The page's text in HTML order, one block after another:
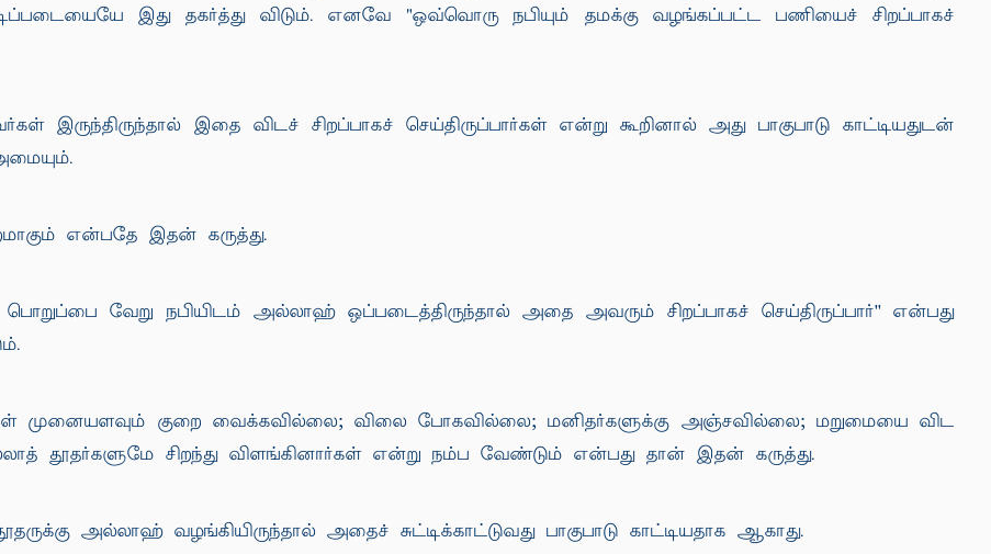
இது தகர்த்து விடும். எனவே "ஒவ்வொரு நபியும் தமக்கு வழங்கப்பட்ட பணியைச் சிறப்பாகச்
இதை விடச் சிறப்பாகச் செய்திருப்பார்கள் என்று கூறினால் அது பாகுபாடு காட்டியதுடன்
என்பதே இதன் கருத்து.
வேறு நபியிடம் அல்லாஹ் ஒப்படைத்திருந்தால் அதை அவரும் சிறப்பாகச் செய்திருப்பார்'' என்பது
முனையளவும் குறை வைக்கவில்லை; விலை போகவில்லை; மனிதர்களுக்கு அஞ்சவில்லை; மறுமையை விட
தூதர்களுமே சிறந்து விளங்கினார்கள் என்று நம்ப வேண்டும் என்பது தான் இதன் கருத்து.
அல்லாஹ் வழங்கியிருந்தால் அதைச் சுட்டிக்காட்டுவது பாகுபாடு காட்டியதாக ஆகாது.